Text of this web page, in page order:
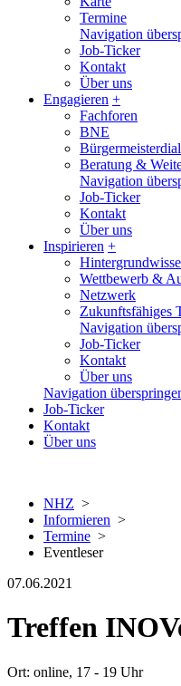
Termine
Navigation
Job-Ticker
Kontakt
Über uns
Engagieren +
Fachforen
BNE
Beratung &
Navigation
Job-Ticker
Kontakt
Über uns
Inspirieren +
Wettbewerb &
Netzwerk
Zukunftsfähiges
Navigation
Job-Ticker
Kontakt
Über uns
Navigation
Job-Ticker
Kontakt
Über uns
NHZ >
Informieren >
Termine >
Eventleser
07.06.2021
Treffen
Ort: online, 17 - 19 Uhr